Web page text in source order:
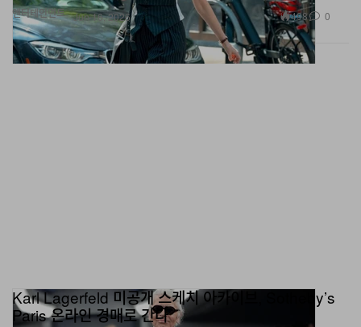
엔터테인먼트 Jun 16, 2026 498 0
Karl Lagerfeld 미공개 스케치 아카이브, Sotheby’s
Paris 온라인 경매로 간다